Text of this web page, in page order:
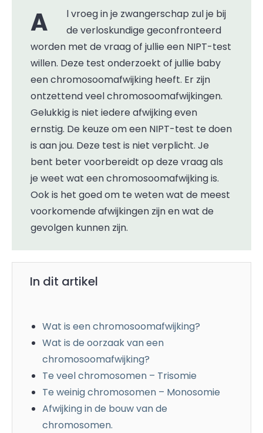
Al vroeg in je zwangerschap zul je bij
de verloskundige geconfronteerd
worden met de vraag of jullie een NIPT-test
willen. Deze test onderzoekt of jullie baby
een chromosoomafwijking heeft. Er zijn
ontzettend veel chromosoomafwijkingen.
Gelukkig is niet iedere afwijking even
ernstig. De keuze om een NIPT-test te doen
is aan jou. Deze test is niet verplicht. Je
bent beter voorbereidt op deze vraag als
je weet wat een chromosoomafwijking is.
Ook is het goed om te weten wat de meest
voorkomende afwijkingen zijn en wat de
gevolgen kunnen zijn.
In dit artikel
Wat is een chromosoomafwijking?
Wat is de oorzaak van een
chromosoomafwijking?
Te veel chromosomen – Trisomie
Te weinig chromosomen – Monosomie
Afwijking in de bouw van de
chromosomen.